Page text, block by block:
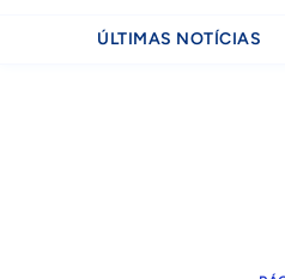
ÚLTIMAS NOTÍCIAS